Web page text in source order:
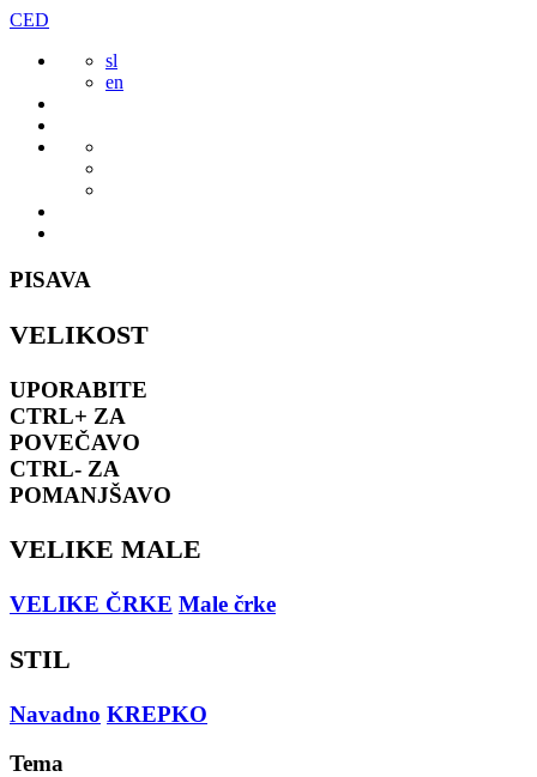
Preskoči
vsebine
CED
sl
en
PISAVA
VELIKOST
UPORABITE
CTRL+ ZA
POVEČAVO
CTRL- ZA
POMANJŠAVO
VELIKE MALE
VELIKE ČRKE Male črke
STIL
Navadno KREPKO
Tema